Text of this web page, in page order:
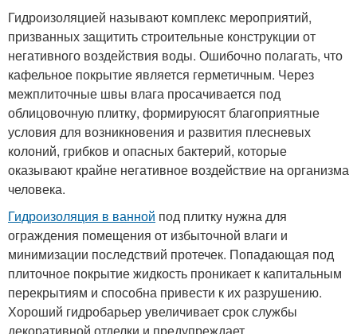
Гидроизоляцией называют комплекс мероприятий,
призванных защитить строительные конструкции от
негативного воздействия воды. Ошибочно полагать, что
кафельное покрытие является герметичным. Через
межплиточные швы влага просачивается под
облицовочную плитку, формируюсят благоприятные
условия для возникновения и развития плесневых
колоний, грибков и опасных бактерий, которые
оказывают крайне негативное воздействие на организма
человека.
Гидроизоляция в ванной под плитку нужна для
ограждения помещения от избыточной влаги и
минимизации последствий протечек. Попадающая под
плиточное покрытие жидкость проникает к капитальным
перекрытиям и способна привести к их разрушению.
Хороший гидробарьер увеличивает срок службы